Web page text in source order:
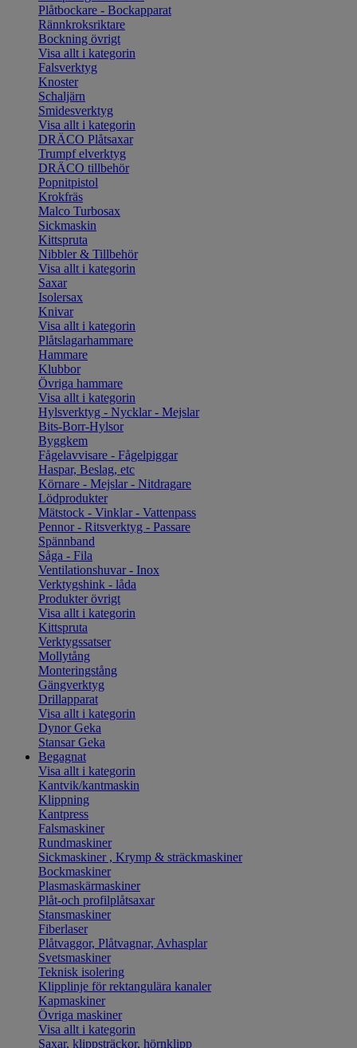
Plåtbockare - Bockapparat
Rännkroksriktare
Bockning övrigt
Visa allt i kategorin
Falsverktyg
Knoster
Schaljärn
Smidesverktyg
Visa allt i kategorin
DRÄCO Plåtsaxar
Trumpf elverktyg
DRÄCO tillbehör
Popnitpistol
Krokfräs
Malco Turbosax
Sickmaskin
Kittspruta
Nibbler & Tillbehör
Visa allt i kategorin
Saxar
Isolersax
Knivar
Visa allt i kategorin
Plåtslagarhammare
Hammare
Klubbor
Övriga hammare
Visa allt i kategorin
Hylsverktyg - Nycklar - Mejslar
Bits-Borr-Hylsor
Byggkem
Fågelavvisare - Fågelpiggar
Haspar, Beslag, etc
Körnare - Mejslar - Nitdragare
Lödprodukter
Mätstock - Vinklar - Vattenpass
Pennor - Ritsverktyg - Passare
Spännband
Såga - Fila
Ventilationshuvar - Inox
Verktygshink - låda
Produkter övrigt
Visa allt i kategorin
Kittspruta
Verktygssatser
Mollytång
Monteringstång
Gängverktyg
Drillapparat
Visa allt i kategorin
Dynor Geka
Stansar Geka
Begagnat
Visa allt i kategorin
Kantvik/kantmaskin
Klippning
Kantpress
Falsmaskiner
Rundmaskiner
Sickmaskiner , Krymp & sträckmaskiner
Bockmaskiner
Plasmaskärmaskiner
Plåt-och profilplåtsaxar
Stansmaskiner
Fiberlaser
Plåtvaggor, Plåtvagnar, Avhasplar
Svetsmaskiner
Teknisk isolering
Klipplinje för rektangulära kanaler
Kapmaskiner
Övriga maskiner
Visa allt i kategorin
Saxar, klippsträckor, hörnklipp